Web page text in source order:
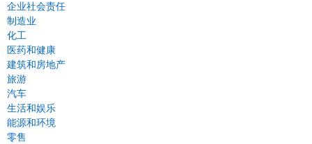
企业社会责任
制造业
化工
医药和健康
建筑和房地产
旅游
汽车
生活和娱乐
能源和环境
零售